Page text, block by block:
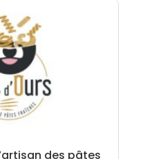
des pâtes